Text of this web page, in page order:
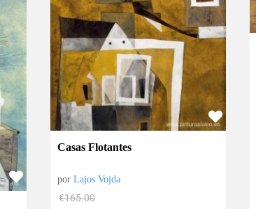
Casas Flotantes
porLajos Vojda
€165.00